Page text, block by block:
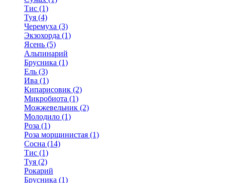
Тис (1)
Туя (4)
Черемуха (3)
Экзохорда (1)
Ясень (5)
Альпинарий
Брусника (1)
Ель (3)
Ива (1)
Кипарисовик (2)
Микробиота (1)
Можжевельник (2)
Молодило (1)
Роза (1)
Роза морщинистая (1)
Сосна (14)
Тис (1)
Туя (2)
Рокарий
Брусника (1)